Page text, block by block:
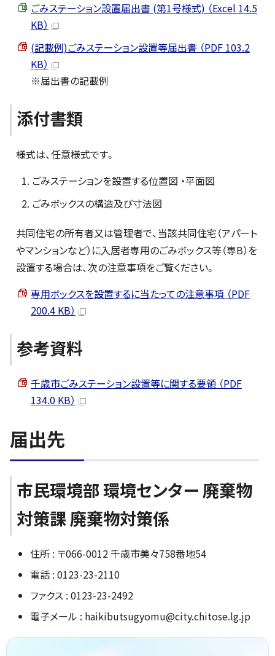
ごみステーション設置届出書 (第1号様式) （Excel 14.5
KB）
(記載例)ごみステーション設置等届出書 （PDF 103.2
KB）
※届出書の記載例
添付書類
様式は、任意様式です。
ごみステーションを設置する位置図 ・平面図
ごみボックスの構造及び寸法図
共同住宅の所有者又は管理者で、当該共同住宅（アパート
やマンションなど）に入居者専用のごみボックス等（専B）を
設置する場合は、次の注意事項をご覧ください。
専用ボックスを設置するに当たっての注意事項 （PDF
200.4 KB）
参考資料
千歳市ごみステーション設置等に関する要領 （PDF
134.0 KB）
届出先
市民環境部 環境センター 廃棄物
対策課 廃棄物対策係
住所 : 〒066-0012 千歳市美々758番地54
電話 : 0123-23-2110
ファクス : 0123-23-2492
電子メール : haikibutsugyomu@city.chitose.lg.jp